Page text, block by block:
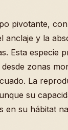
pivotante,
anclaje y la
Esta especie
zonas
La
su
en su hábitat